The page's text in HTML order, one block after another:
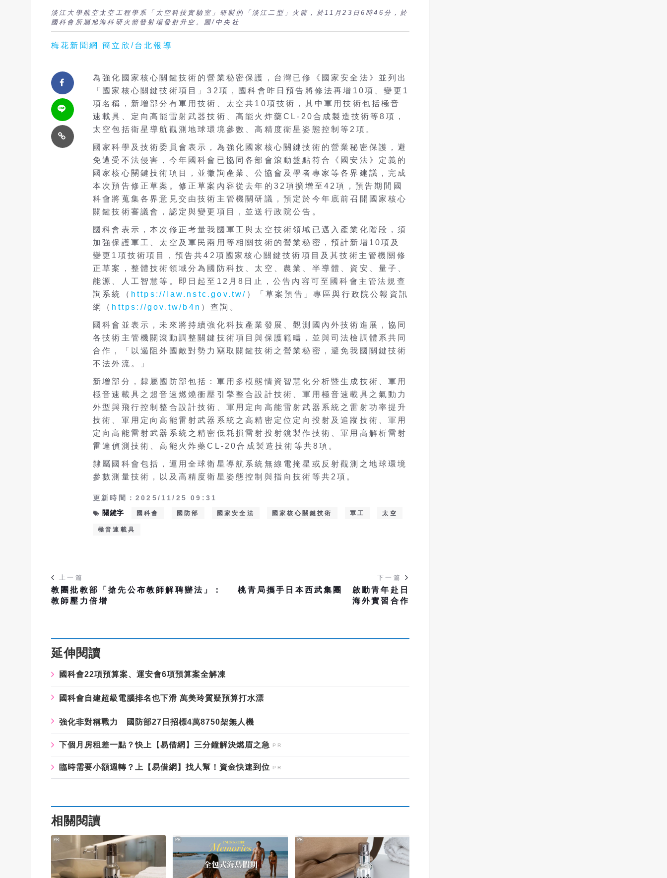
淡江大學航空太空工程學系「太空科技實驗室」研製的「淡江二型」火箭，於11月23日6時46分，於
國科會所屬旭海科研火箭發射場發射升空。圖/中央社
梅花新聞網 簡立欣/台北報導
為強化國家核心關鍵技術的營業秘密保護，台灣已修《國家安全法》並列出
「國家核心關鍵技術項目」32項，國科會昨日預告將修法再增10項、變更1
項名稱，新增部分有軍用技術、太空共10項技術，其中軍用技術包括極音
速載具、定向高能雷射武器技術、高能火炸藥CL-20合成製造技術等8項，
太空包括衛星導航觀測地球環境參數、高精度衛星姿態控制等2項。
國家科學及技術委員會表示，為強化國家核心關鍵技術的營業秘密保護，避
免遭受不法侵害，今年國科會已協同各部會滾動盤點符合《國安法》定義的
國家核心關鍵技術項目，並徵詢產業、公協會及學者專家等各界建議，完成
本次預告修正草案。修正草案內容從去年的32項擴增至42項，預告期間國
科會將蒐集各界意見交由技術主管機關研議，預定於今年底前召開國家核心
關鍵技術審議會，認定與變更項目，並送行政院公告。
國科會表示，本次修正考量我國軍工與太空技術領域已邁入產業化階段，須
加強保護軍工、太空及軍民兩用等相關技術的營業秘密，預計新增10項及
變更1項技術項目，預告共42項國家核心關鍵技術項目及其技術主管機關修
正草案，整體技術領域分為國防科技、太空、農業、半導體、資安、量子、
能源、人工智慧等。即日起至12月8日止，公告內容可至國科會主管法規查
詢系統（ https://law.nstc.gov.tw/ ）「草案預告」專區與行政院公報資訊
網（ https://gov.tw/b4n ）查詢。
國科會並表示，未來將持續強化科技產業發展、觀測國內外技術進展，協同
各技術主管機關滾動調整關鍵技術項目與保護範疇，並與司法檢調體系共同
合作，「以遏阻外國敵對勢力竊取關鍵技術之營業秘密，避免我國關鍵技術
不法外流。
」
新增部分，隸屬國防部包括：軍用多模態情資智慧化分析暨生成技術、軍用
極音速載具之超音速燃燒衝壓引擎整合設計技術、軍用極音速載具之氣動力
外型與飛行控制整合設計技術、軍用定向高能雷射武器系統之雷射功率提升
技術、軍用定向高能雷射武器系統之高精密定位定向投射及追蹤技術、軍用
定向高能雷射武器系統之精密低耗損雷射投射鏡製作技術、軍用高解析雷射
雷達偵測技術、高能火炸藥CL-20合成製造技術等共8項。
隸屬國科會包括，運用全球衛星導航系統無線電掩星或反射觀測之地球環境
參數測量技術，以及高精度衛星姿態控制與指向技術等共2項。
更新時間：2025/11/25 09:31
關鍵字
國科會 國防部 國家安全法 國家核心關鍵技術 軍工 太空
極音速載具
上一篇
教團批教部「搶先公布教師解聘辦法」：
教師壓力倍增
下一篇
桃青局攜手日本西武集團 啟動青年赴日
海外實習合作
延伸閱讀
國科會22項預算案、運安會6項預算案全解凍
國科會自建超級電腦排名也下滑 萬美玲質疑預算打水漂
強化非對稱戰力 國防部27日招標4萬8750架無人機
下個月房租差一點？快上【易借網】三分鐘解決燃眉之急
臨時需要小額週轉？上【易借網】找人幫！資金快速到位
相關閱讀
PR PR PR